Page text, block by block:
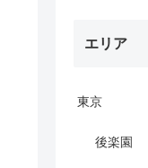
エリア
東京
後楽園